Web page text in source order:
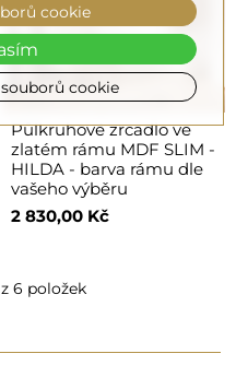
Půlkruhové zrcadlo ve
zlatém rámu MDF SLIM -
HILDA - barva rámu dle
vašeho výběru
2 830,00 Kč
6 položek
cookie
cookie